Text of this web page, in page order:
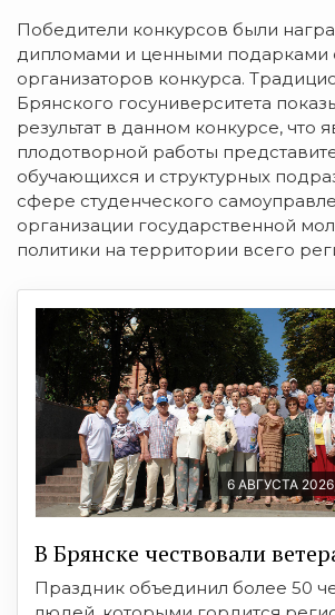
Победители конкурсов были
дипломами и ценными подарками
организаторов конкурса.
Брянского госуниверситета
результат в данном конкурсе, что
плодотворной работы
обучающихся и структурных
сфере студенческого
организации государственной
политики на территории всего
6 АВГУСТА
В Брянске чествовали
Праздник объединил более 50